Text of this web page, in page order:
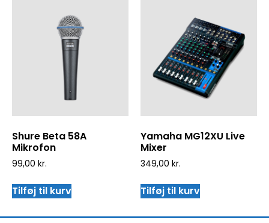
Shure Beta 58A
Mikrofon
99,00 kr.
Tilføj til kurv
Yamaha MG12XU Live
Mixer
349,00 kr.
Tilføj til kurv